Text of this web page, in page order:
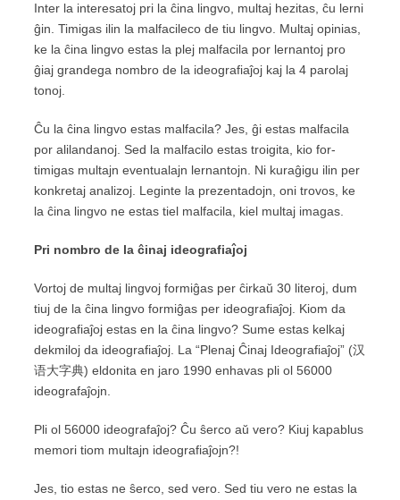
Inter la interesatoj pri la ĉina lingvo, multaj hezitas, ĉu lerni
ĝin. Timigas ilin la malfacileco de tiu lingvo. Multaj opinias,
ke la ĉina lingvo estas la plej malfacila por lernantoj pro
ĝiaj grandega nombro de la ideografiaĵoj kaj la 4 parolaj
tonoj.
Ĉu la ĉina lingvo estas malfacila? Jes, ĝi estas malfacila
por alilandanoj. Sed la malfacilo estas troigita, kio for-
timigas multajn eventualajn lernantojn. Ni kuraĝigu ilin per
konkretaj analizoj. Leginte la prezentadojn, oni trovos, ke
la ĉina lingvo ne estas tiel malfacila, kiel multaj imagas.
Pri nombro de la ĉinaj ideografiaĵoj
Vortoj de multaj lingvoj formiĝas per ĉirkaŭ 30 literoj, dum
tiuj de la ĉina lingvo formiĝas per ideografiaĵoj. Kiom da
ideografiaĵoj estas en la ĉina lingvo? Sume estas kelkaj
dekmiloj da ideografiaĵoj. La “Plenaj Ĉinaj Ideografiaĵoj” (汉
语大字典) eldonita en jaro 1990 enhavas pli ol 56000
ideografaĵojn.
Pli ol 56000 ideografaĵoj? Ĉu ŝerco aŭ vero? Kiuj kapablus
memori tiom multajn ideografiaĵojn?!
Jes, tio estas ne ŝerco, sed vero. Sed tiu vero ne estas la